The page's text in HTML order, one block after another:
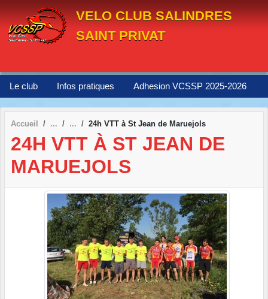
VELO CLUB SALINDRES
SAINT PRIVAT
Le club Infos pratiques Adhesion VCSSP 2025-2026
Accueil 24h VTT à St Jean de Maruejols
24H VTT À ST JEAN DE
MARUEJOLS
Panneau de gestion des cookies